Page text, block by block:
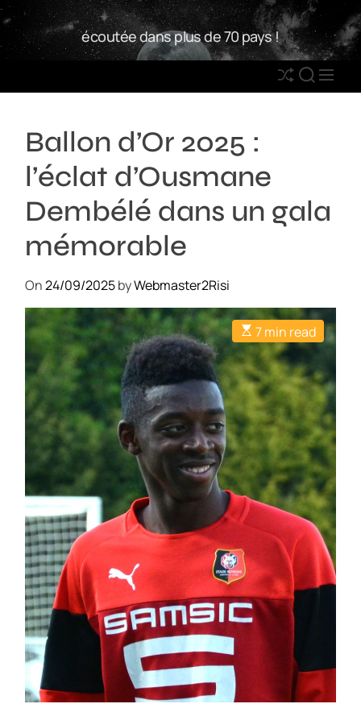
S
k
i
W
2
R
écoutée dans plus de 70 pays !
S
h
S
E
M
E
Ballon d’Or 2025 :
l’éclat d’Ousmane
Dembélé dans un gala
mémorable
On24/09/2025byWebmaster2Risi
7 min read